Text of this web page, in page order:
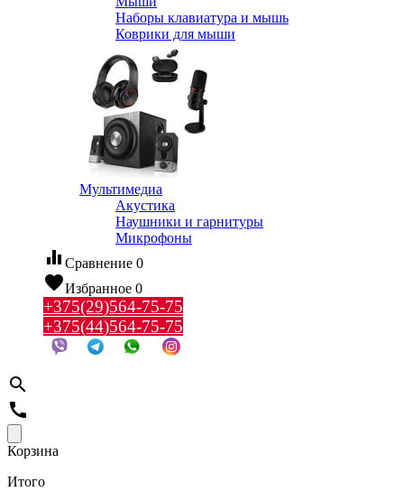
Наборы клавиатура и мышь
Коврики для мыши
Мультимедиа
Акустика
Наушники и гарнитуры
Микрофоны
equalizer Сравнение 0
favoriteИзбранное 0
+375(29)564-75-75
+375(44)564-75-75
search
call
Корзина
Итого